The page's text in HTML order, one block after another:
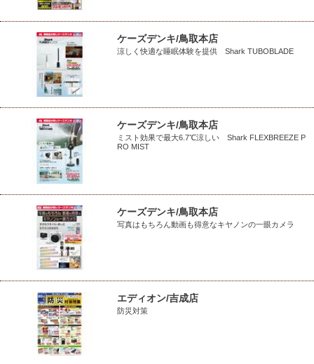
ケーズデンキ/鳥取本店
涼しく快適な睡眠体験を提供 Shark TUBOBLADE
ケーズデンキ/鳥取本店
ミスト効果で最大6.7℃涼しい Shark FLEXBREEZE P
RO MIST
ケーズデンキ/鳥取本店
写真はもちろん動画も得意なキヤノンの一眼カメラ
エディオン/吉成店
防災対策